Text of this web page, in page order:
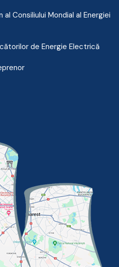
Consiliului Mondial al Energiei
de Energie Electrică